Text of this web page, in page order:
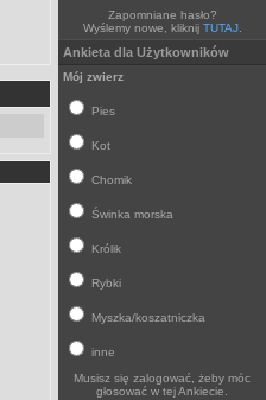
Zapomniane hasło?
Wyślemy nowe, kliknij TUTAJ.
Ankieta dla Użytkowników
Mój zwierz
Pies
Kot
Chomik
Świnka morska
Królik
Rybki
Myszka/koszatniczka
inne
Musisz się zalogować, żeby móc
głosować w tej Ankiecie.